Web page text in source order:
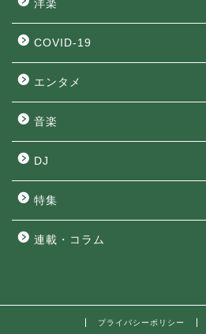
洋楽
COVID-19
エンタメ
音楽
DJ
特集
連載・コラム
プライバシーポリシー